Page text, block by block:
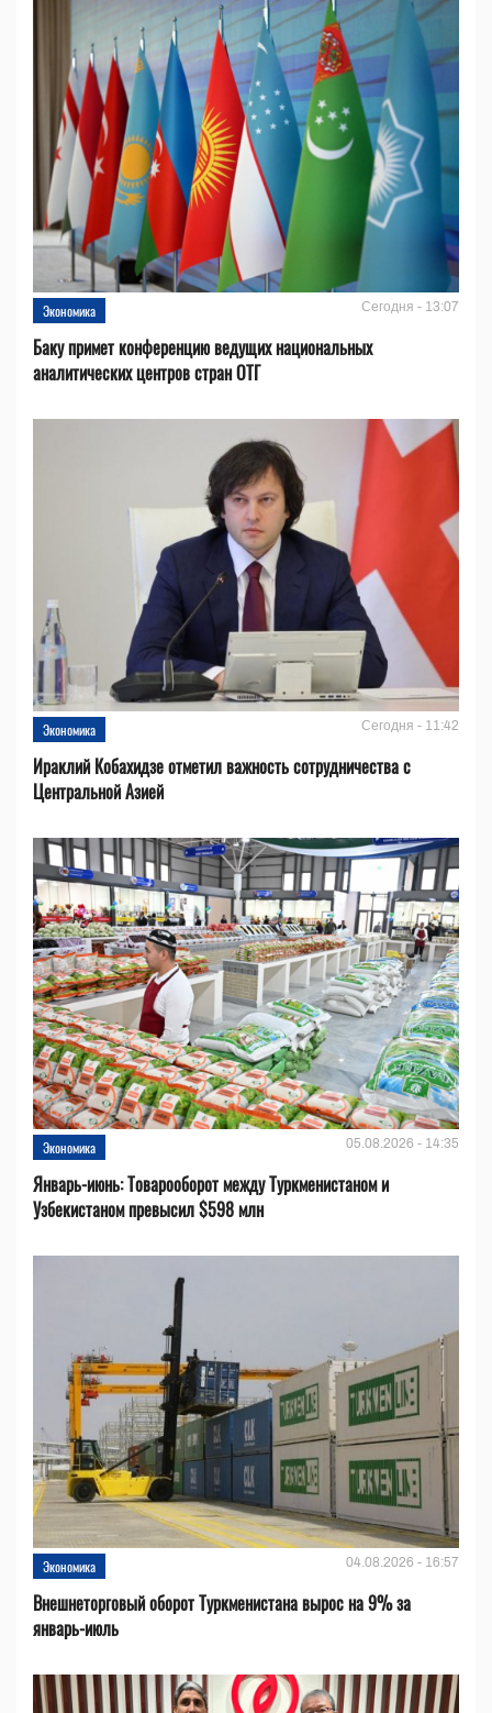
Экономика Сегодня - 13:07
Баку примет конференцию ведущих национальных
аналитических центров стран ОТГ
Экономика Сегодня - 11:42
Ираклий Кобахидзе отметил важность сотрудничества с
Центральной Азией
Экономика 05.08.2026 - 14:35
Январь-июнь: Товарооборот между Туркменистаном и
Узбекистаном превысил $598 млн
Экономика 04.08.2026 - 16:57
Внешнеторговый оборот Туркменистана вырос на 9% за
январь-июль